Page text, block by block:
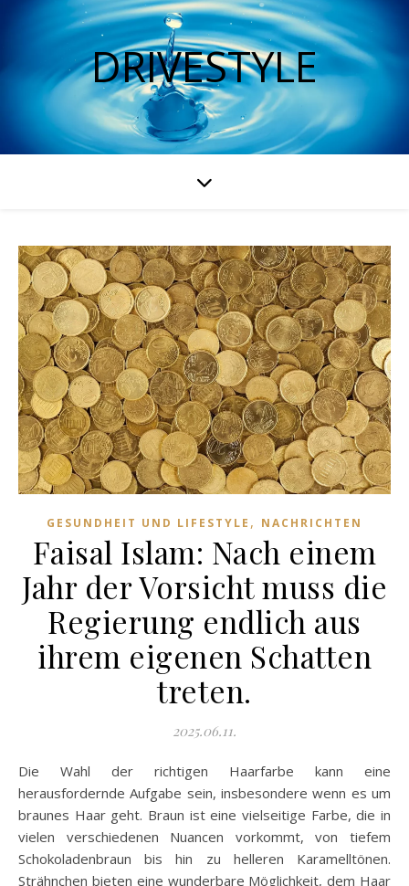
DRIVESTYLE
GESUNDHEIT UND LIFESTYLE , NACHRICHTEN
Faisal Islam: Nach einem
Jahr der Vorsicht muss die
Regierung endlich aus
ihrem eigenen Schatten
treten.
2025.06.11.
Die Wahl der richtigen Haarfarbe kann eine
herausfordernde Aufgabe sein, insbesondere wenn es um
braunes Haar geht. Braun ist eine vielseitige Farbe, die in
vielen verschiedenen Nuancen vorkommt, von tiefem
Schokoladenbraun bis hin zu helleren Karamelltönen.
Strähnchen bieten eine wunderbare Möglichkeit, dem Haar